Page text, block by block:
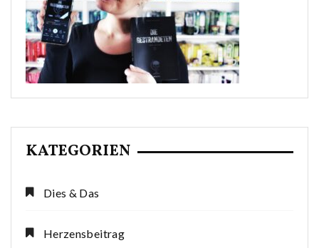
KATEGORIEN
Dies & Das
Herzensbeitrag